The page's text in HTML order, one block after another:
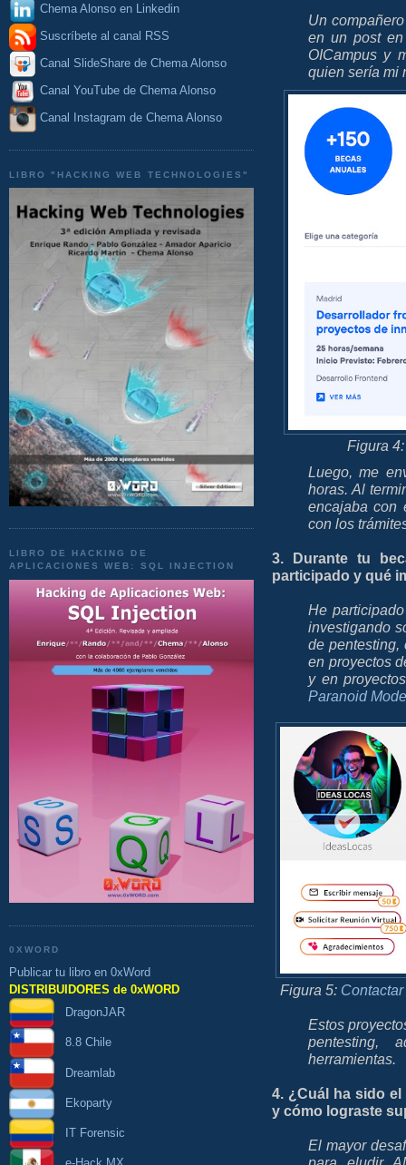
Chema Alonso en Linkedin
Suscríbete al canal RSS
Canal SlideShare de Chema Alonso
Canal YouTube de Chema Alonso
Canal Instagram de Chema Alonso
LIBRO "HACKING WEB TECHNOLOGIES"
LIBRO DE HACKING DE
APLICACIONES WEB: SQL INJECTION
0XWORD
Publicar tu libro en 0xWord
DISTRIBUIDORES de 0xWORD
DragonJAR
8.8 Chile
Dreamlab
Ekoparty
IT Forensic
Un
en un post
OICampus y
quien sería mi
Figura
Luego, me
horas. Al
encajaba con
con los
3. Durante tu
participado y qué
He
investigando
de
en proyectos
y en
Paranoid Mode
Figura 5:
Estos
pentesting,
herramientas.
4. ¿Cuál ha sido
y cómo lograste
El mayor